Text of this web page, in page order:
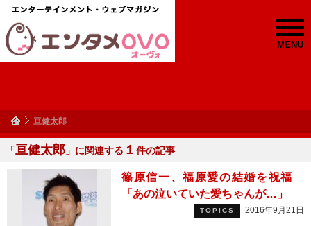
MENU
亘健太郎
「亘健太郎 」に関連する １ 件の記事
篠原信一、福原愛の結婚を祝福
「あの泣いていた愛ちゃんが…」
TOPICS 2016年9月21日